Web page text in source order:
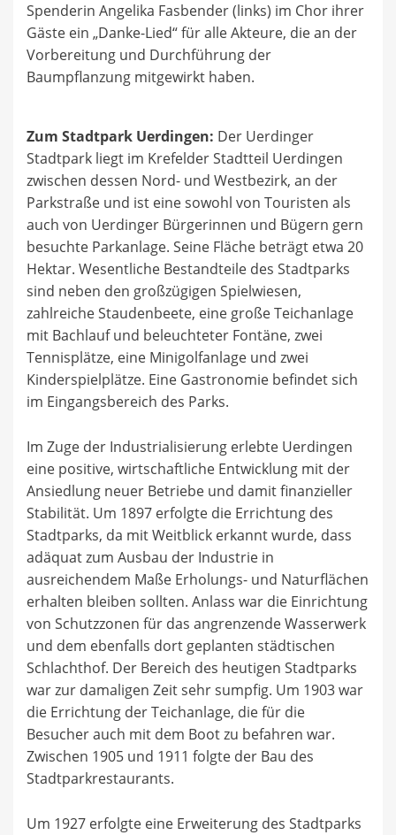
Spenderin Angelika Fasbender (links) im Chor ihrer
Gäste ein „Danke-Lied“ für alle Akteure, die an der
Vorbereitung und Durchführung der
Baumpflanzung mitgewirkt haben.
Zum Stadtpark Uerdingen: Der Uerdinger
Stadtpark liegt im Krefelder Stadtteil Uerdingen
zwischen dessen Nord- und Westbezirk, an der
Parkstraße und ist eine sowohl von Touristen als
auch von Uerdinger Bürgerinnen und Bügern gern
besuchte Parkanlage. Seine Fläche beträgt etwa 20
Hektar. Wesentliche Bestandteile des Stadtparks
sind neben den großzügigen Spielwiesen,
zahlreiche Staudenbeete, eine große Teichanlage
mit Bachlauf und beleuchteter Fontäne, zwei
Tennisplätze, eine Minigolfanlage und zwei
Kinderspielplätze. Eine Gastronomie befindet sich
im Eingangsbereich des Parks.
Im Zuge der Industrialisierung erlebte Uerdingen
eine positive, wirtschaftliche Entwicklung mit der
Ansiedlung neuer Betriebe und damit finanzieller
Stabilität. Um 1897 erfolgte die Errichtung des
Stadtparks, da mit Weitblick erkannt wurde, dass
adäquat zum Ausbau der Industrie in
ausreichendem Maße Erholungs- und Naturflächen
erhalten bleiben sollten. Anlass war die Einrichtung
von Schutzzonen für das angrenzende Wasserwerk
und dem ebenfalls dort geplanten städtischen
Schlachthof. Der Bereich des heutigen Stadtparks
war zur damaligen Zeit sehr sumpfig. Um 1903 war
die Errichtung der Teichanlage, die für die
Besucher auch mit dem Boot zu befahren war.
Zwischen 1905 und 1911 folgte der Bau des
Stadtparkrestaurants.
Um 1927 erfolgte eine Erweiterung des Stadtparks